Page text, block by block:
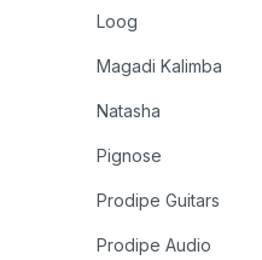
Loog
Magadi Kalimba
Natasha
Pignose
Prodipe Guitars
Prodipe Audio